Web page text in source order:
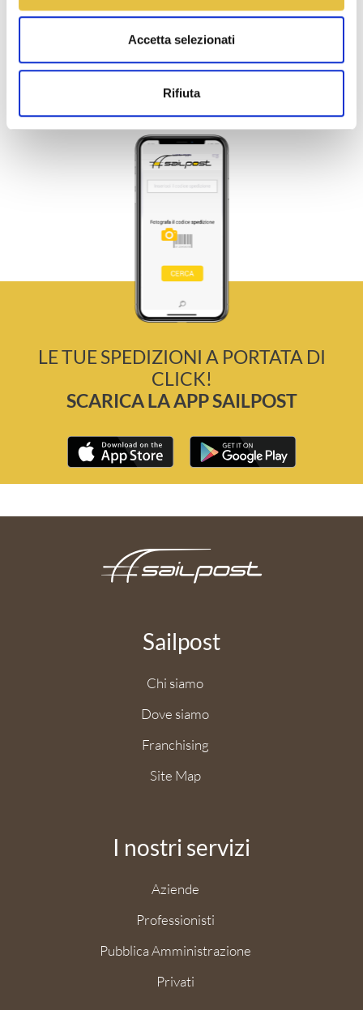
Accetta selezionati
Rifiuta
LE TUE SPEDIZIONI A PORTATA DI
CLICK!
SCARICA LA APP SAILPOST
Sailpost
Chi siamo
Dove siamo
Franchising
Site Map
I nostri servizi
Aziende
Professionisti
Pubblica Amministrazione
Privati